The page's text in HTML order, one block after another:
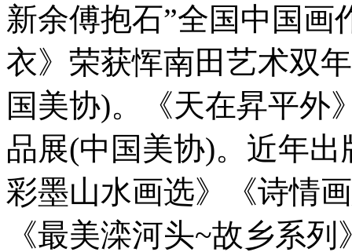
新余傅抱石”全国中国画
衣》荣获恽南田艺术双
国美协)。《天在昇平外
品展(中国美协)。近年
彩墨山水画选》《诗情
《最美滦河头~故乡系